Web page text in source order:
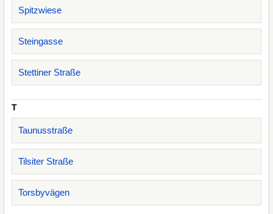
Spitzwiese
Steingasse
Stettiner Straße
T
Taunusstraße
Tilsiter Straße
Torsbyvägen